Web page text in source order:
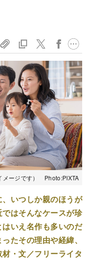
メージです） Photo:PIXTA
いつしか親のほうが
はそんなケースが珍
いえ名作も多いのだ
たその理由や経緯、
・文／フリーライタ